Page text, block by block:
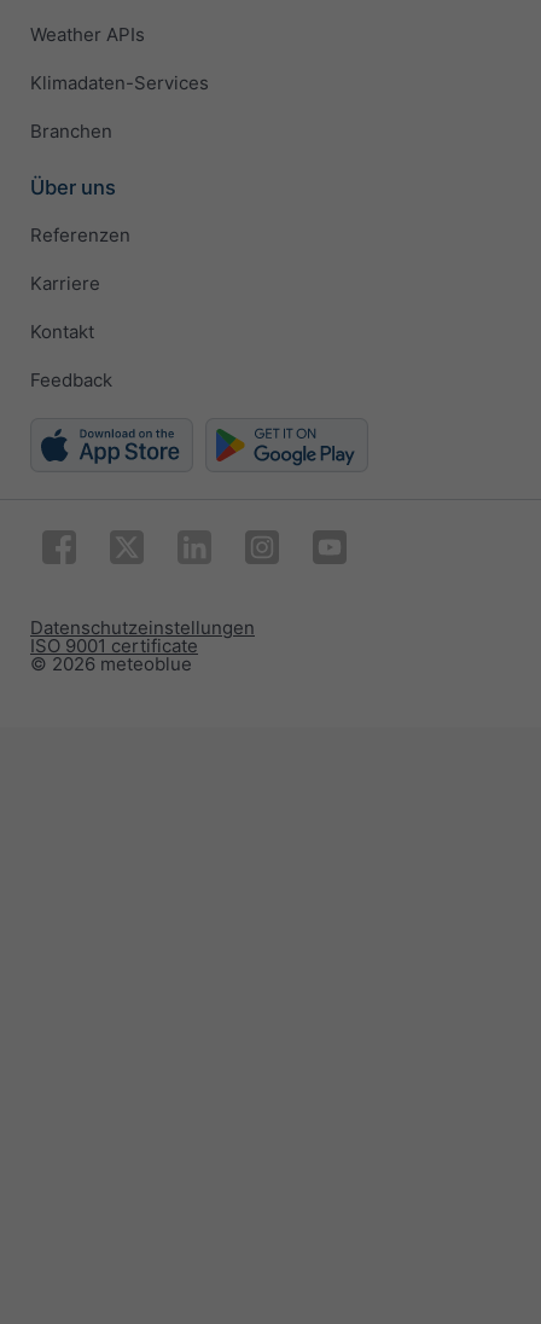
Weather APIs
Klimadaten-Services
Branchen
Über uns
Referenzen
Karriere
Kontakt
Feedback
© 2026 meteoblue
ISO 9001 certificate
Datenschutzeinstellungen